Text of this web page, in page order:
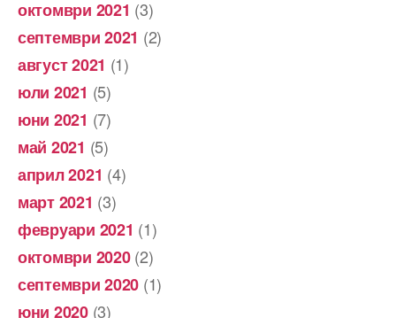
октомври 2021 (3)
септември 2021 (2)
август 2021 (1)
юли 2021 (5)
юни 2021 (7)
май 2021 (5)
април 2021 (4)
март 2021 (3)
февруари 2021 (1)
октомври 2020(2)
септември 2020 (1)
юни 2020(3)